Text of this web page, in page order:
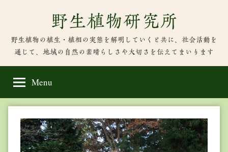
content
野生植物研究所
野生植物の植生・植相の実態を解明していくと共に、社会活動を
通じて、地域の自然の素晴らしさや大切さを伝えてまいります
Menu